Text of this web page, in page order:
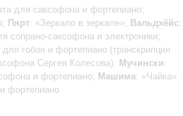
для саксофона и фортепиано;
Пярт: «Зеркало в зеркале»; Вальдхёйс:
сопрано-саксофона и электроники;
гобоя и фортепиано (транскрипция
Сергея Колесова);
Мучински:
и фортепиано; Машима: «Чайка»
фортепиано